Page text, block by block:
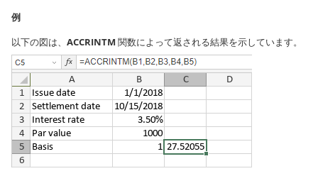
例
以下の図は、 ACCRINTM 関数によって返される結果を示しています。